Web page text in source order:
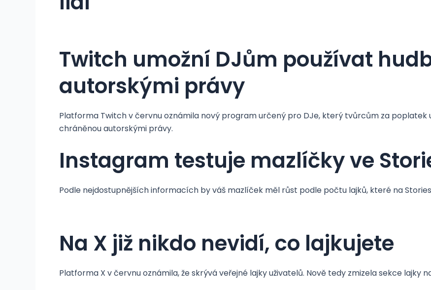
Twitch umožní DJům používat
autorskými právy
Platforma Twitch v červnu oznámila nový program určený pro DJe, který tvůrcům za
chráněnou autorskými právy.
Instagram testuje mazlíčky ve
Podle nejdostupnějších informacích by váš mazlíček měl růst podle počtu lajků, které na
Na X již nikdo nevidí, co lajkujete
Platforma X v červnu oznámila, že skrývá veřejné lajky uživatelů. Nově tedy zmizela sekce lajky